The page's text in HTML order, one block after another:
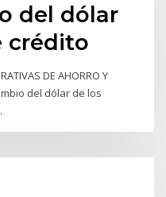
del dólar
crédito
DE AHORRO Y
del dólar de los